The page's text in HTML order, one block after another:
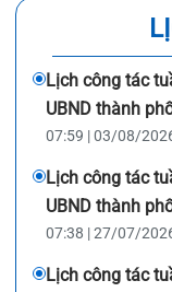
Lịch công tác
UBND thành
07:59 | 03/08/
Lịch công tác
UBND thành
07:38 | 27/07/
Lịch công tác